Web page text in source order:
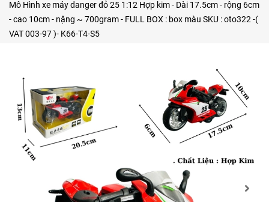
Mô Hình xe máy danger đỏ 25 1:12 Hợp kim - Dài 17.5cm - rộng 6cm
- cao 10cm - nặng ~ 700gram - FULL BOX : box màu SKU : oto322 -(
VAT 003-97 )- K66-T4-S5